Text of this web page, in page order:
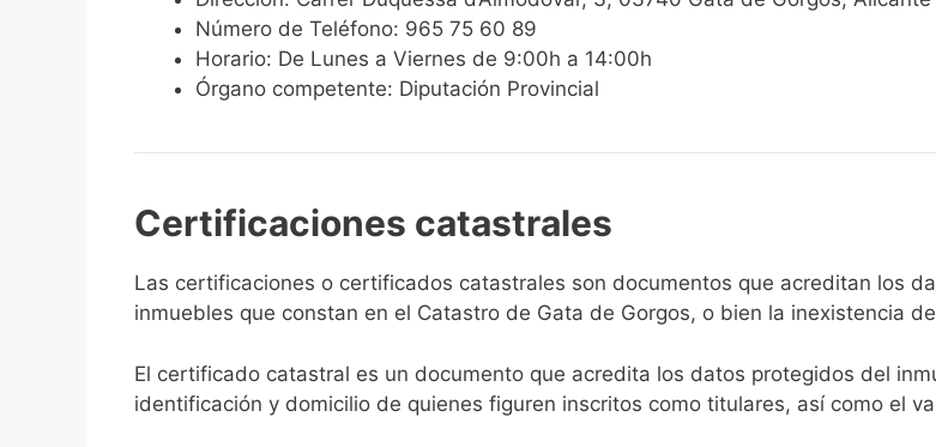
Número de Teléfono: 965 75 60 89
Horario: De Lunes a Viernes de 9:00h a 14:00h
Órgano competente: Diputación Provincial
Certificaciones catastrales
Las certificaciones o certificados catastrales son documentos que acreditan los
inmuebles que constan en el Catastro de Gata de Gorgos, o bien la inexistencia
El certificado catastral es un documento que acredita los datos protegidos del
identificación y domicilio de quienes figuren inscritos como titulares, así como el